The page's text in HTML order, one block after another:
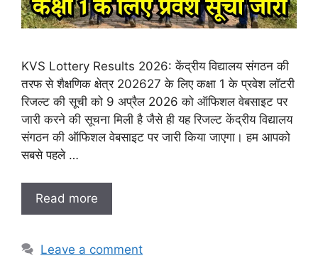
KVS Lottery Results 2026: केंद्रीय विद्यालय संगठन की
तरफ से शैक्षणिक क्षेत्र 202627 के लिए कक्षा 1 के प्रवेश लॉटरी
रिजल्ट की सूची को 9 अप्रैल 2026 को ऑफिशल वेबसाइट पर
जारी करने की सूचना मिली है जैसे ही यह रिजल्ट केंद्रीय विद्यालय
संगठन की ऑफिशल वेबसाइट पर जारी किया जाएगा। हम आपको
सबसे पहले …
Read more
Leave a comment